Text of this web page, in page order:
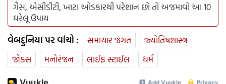
ગૈસ, એસીડીટી, ખાટા ઓડકારથી પરેશાન છો તો અજમાવો આ 10
ઘરેલૂ ઉપાય
વેબદુનિયા પર વાંચો : સમાચાર જગત
જ્યોતિષશાસ્ત્ર
જોક્સ
મનોરંજન લાઈફ સ્ટાઈલ ધર્મ